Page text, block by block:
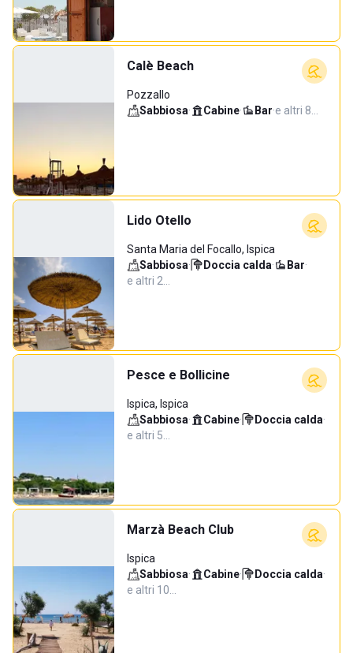
Calè Beach
Pozzallo
Sabbiosa· Cabine· Bar·e altri 8…
Lido Otello
Santa Maria del Focallo, Ispica
Sabbiosa· Doccia calda· Bar·
e altri 2…
Pesce e Bollicine
Ispica, Ispica
Sabbiosa· Cabine· Doccia calda·
e altri 5…
Marzà Beach Club
Ispica
Sabbiosa· Cabine· Doccia calda·
e altri 10…